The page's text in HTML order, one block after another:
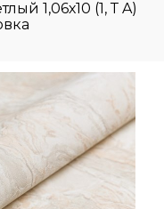
1,06х10 (1, Т A)